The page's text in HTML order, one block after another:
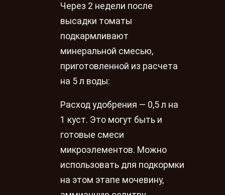
Через 2 недели после
высадки томаты
подкармливают
минеральной смесью,
приготовленной из расчета
на 5 л воды:
Расход удобрения — 0,5 л на
1 куст. Это могут быть и
готовые смеси
микроэлементов. Можно
использовать для подкормки
на этом этапе мочевину,